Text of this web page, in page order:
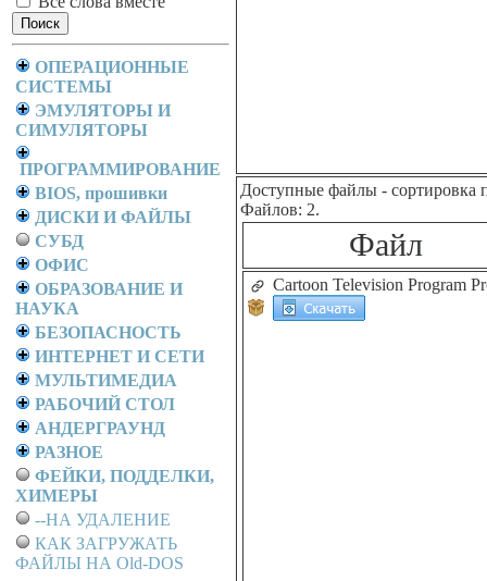
ОПЕРАЦИОННЫЕ
СИСТЕМЫ
ЭМУЛЯТОРЫ И
СИМУЛЯТОРЫ
ПРОГРАММИРОВАНИЕ
BIOS, прошивки
ДИСКИ И ФАЙЛЫ
СУБД
ОФИС
ОБРАЗОВАНИЕ И
НАУКА
БЕЗОПАСНОСТЬ
ИНТЕРНЕТ И СЕТИ
МУЛЬТИМЕДИА
РАБОЧИЙ СТОЛ
АНДЕРГРАУНД
РАЗНОЕ
ФЕЙКИ, ПОДДЕЛКИ,
ХИМЕРЫ
--НА УДАЛЕНИЕ
КАК ЗАГРУЖАТЬ
ФАЙЛЫ НА Old-DOS
Доступные файлы - сортировка
Файлов: 2.
Файл
Cartoon Television Program